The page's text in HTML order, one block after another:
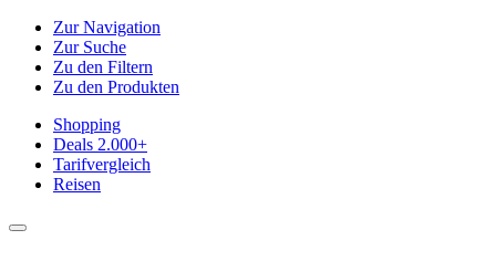
Zur Navigation
Zur Suche
Zu den Filtern
Zu den Produkten
Shopping
Deals 2.000+
Tarifvergleich
Reisen